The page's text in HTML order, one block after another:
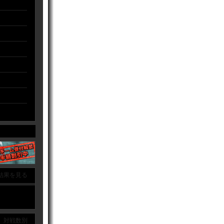
果を見る
対戦数別